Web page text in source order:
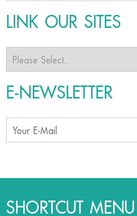
LINK OUR SITES
E-NEWSLETTER
SHORTCUT MENU